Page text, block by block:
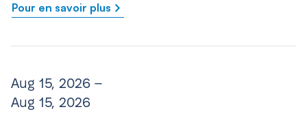
Pour en savoir plus
Aug 15, 2026 –
Aug 15, 2026